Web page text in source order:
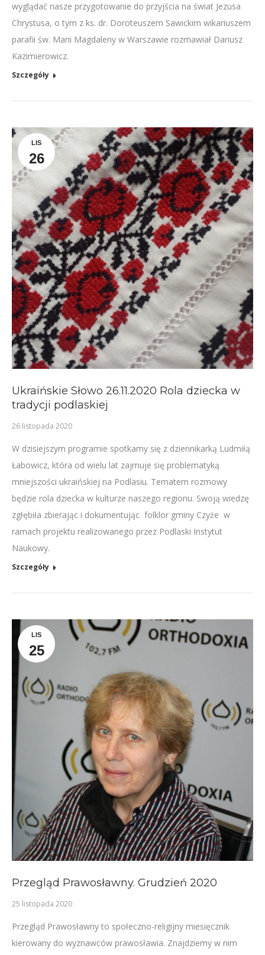
wyglądać nasze przygotowanie do przyjścia na świat Jezusa
Chrystusa, o tym z ks. dr. Doroteuszem Sawickim wikariuszem
parafii św. Marii Magdaleny w Warszawie rozmawiał Dariusz
Kazimierowicz.
Szczegóły
LIS
26
Ukraińskie Słowo 26.11.2020 Rola dziecka w
tradycji podlaskiej
26 listopada 2020
W dzisiejszym programie spotkamy się z dziennikarką Ludmiłą
Łabowicz, która od wielu lat zajmuje się problematyką
mniejszości ukraińskiej na Podlasiu. Tematem rozmowy
będzie rola dziecka w kulturze naszego regionu. Swoją wiedzę
zgłębiła zbierając i dokumentując folklor gminy Czyże w
ramach projektu realizowanego przez Podlaski Instytut
Naukowy.
Szczegóły
LIS
25
Przegląd Prawosławny. Grudzień 2020
25 listopada 2020
Przegląd Prawosławny to społeczno-religijny miesięcznik
kierowany do wyznawców prawosławia. Znajdziemy w nim